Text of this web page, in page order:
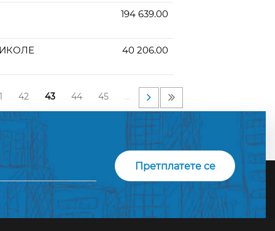
194 639.00
40 206.00
42 43 44 45 …